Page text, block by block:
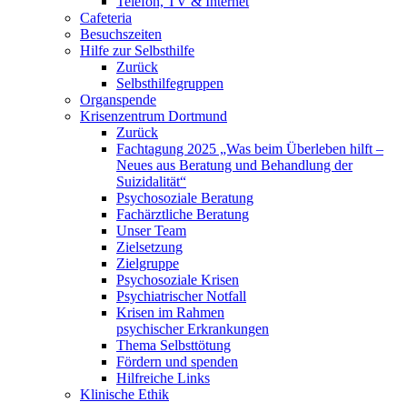
Cafeteria
Besuchszeiten
Hilfe zur Selbsthilfe
Zurück
Selbsthilfegruppen
Organspende
Krisenzentrum Dortmund
Zurück
Fachtagung 2025 „Was beim Überleben hilft –
Neues aus Beratung und Behandlung der
Suizidalität“
Psychosoziale Beratung
Fachärztliche Beratung
Unser Team
Zielsetzung
Zielgruppe
Psychosoziale Krisen
Psychiatrischer Notfall
Krisen im Rahmen
psychischer Erkrankungen
Thema Selbsttötung
Fördern und spenden
Hilfreiche Links
Klinische Ethik